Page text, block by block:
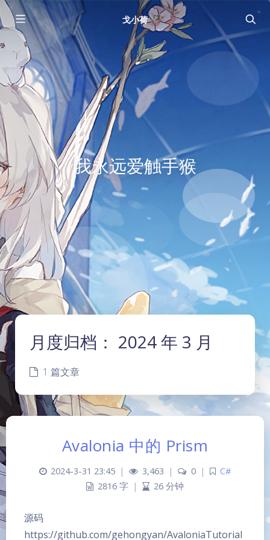
戈小荷
我永远爱触手猴
月度归档： 2024 年 3 月
1 篇文章
Avalonia 中的 Prism
2024-3-31 23:45 | 3,463 | 0 |
C#
2816 字 | 26 分钟
源码
https://github.com/gehongyan/AvaloniaTutorial